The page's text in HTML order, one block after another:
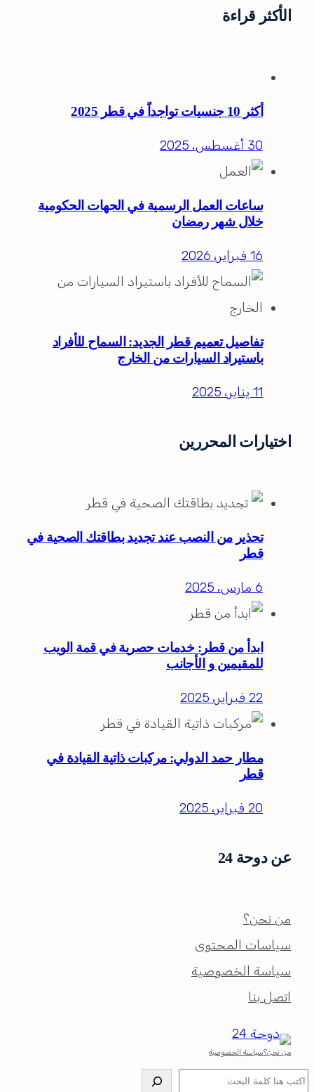
الأكثر قراءة
أكثر 10 جنسيات تواجداً في قطر 2025
30 أغسطس، 2025
ساعات العمل الرسمية في الجهات الحكومية
خلال شهر رمضان
16 فبراير، 2026
تفاصيل تعميم قطر الجديد: السماح للأفراد
باستيراد السيارات من الخارج
11 يناير، 2025
اختيارات المحررين
تحذير من النصب عند تجديد بطاقتك الصحية في
قطر
6 مارس، 2025
ابدأ من قطر: خدمات حصرية في قمة الويب
للمقيمين و الأجانب
22 فبراير، 2025
مطار حمد الدولي: مركبات ذاتية القيادة في
قطر
20 فبراير، 2025
عن دوحة 24
من نحن؟
سياسات المحتوى
سياسة الخصوصية
اتصل بنا
من نحن؟سياسة الخصوصية
البحث